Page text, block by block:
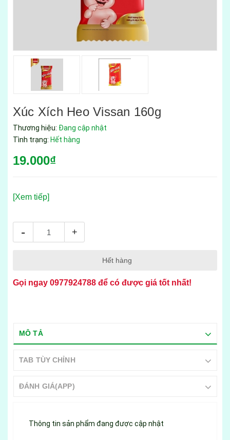
Xúc Xích Heo Vissan 160g
Thương hiệu: Đang cập nhật
Tình trạng: Hết hàng
19.000₫
[Xem tiếp]
- +
Hết hàng
Gọi ngay 0977924788 để có được giá tốt nhất!
MÔ TẢ
TAB TÙY CHỈNH
ĐÁNH GIÁ(APP)
Thông tin sản phẩm đang được cập nhật